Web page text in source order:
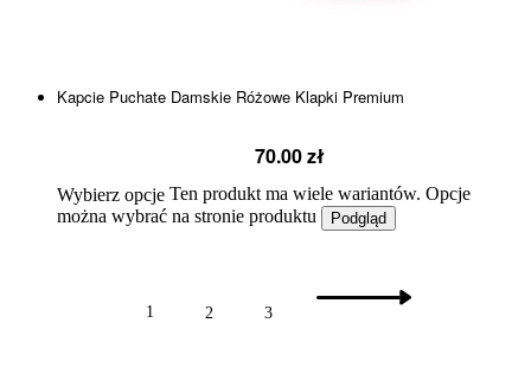
Kapcie Puchate Damskie Różowe Klapki Premium
70.00zł
Wybierz opcje Ten produkt ma wiele wariantów. Opcje
można wybrać na stronie produktu
Podgląd
1 2 3